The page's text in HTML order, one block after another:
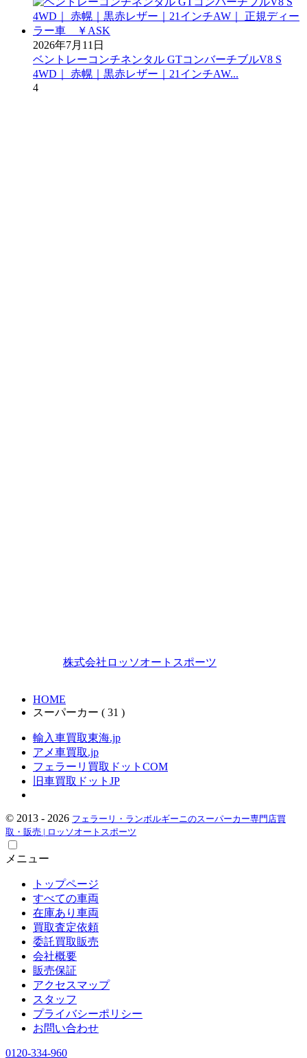
2026年7月11日
ベントレーコンチネンタル GTコンバーチブルV8 S
4WD｜ 赤幌｜黒赤レザー｜21インチAW...
4
株式会社ロッソオートスポーツ
HOME
スーパーカー ( 31 )
輸入車買取東海.jp
アメ車買取.jp
フェラーリ買取ドットCOM
旧車買取ドットJP
© 2013 - 2026 フェラーリ・ランボルギーニのスーパーカー専門店買
取・販売 | ロッソオートスポーツ
メニュー
トップページ
すべての車両
在庫あり車両
買取査定依頼
委託買取販売
会社概要
販売保証
アクセスマップ
スタッフ
プライバシーポリシー
お問い合わせ
0120-334-960